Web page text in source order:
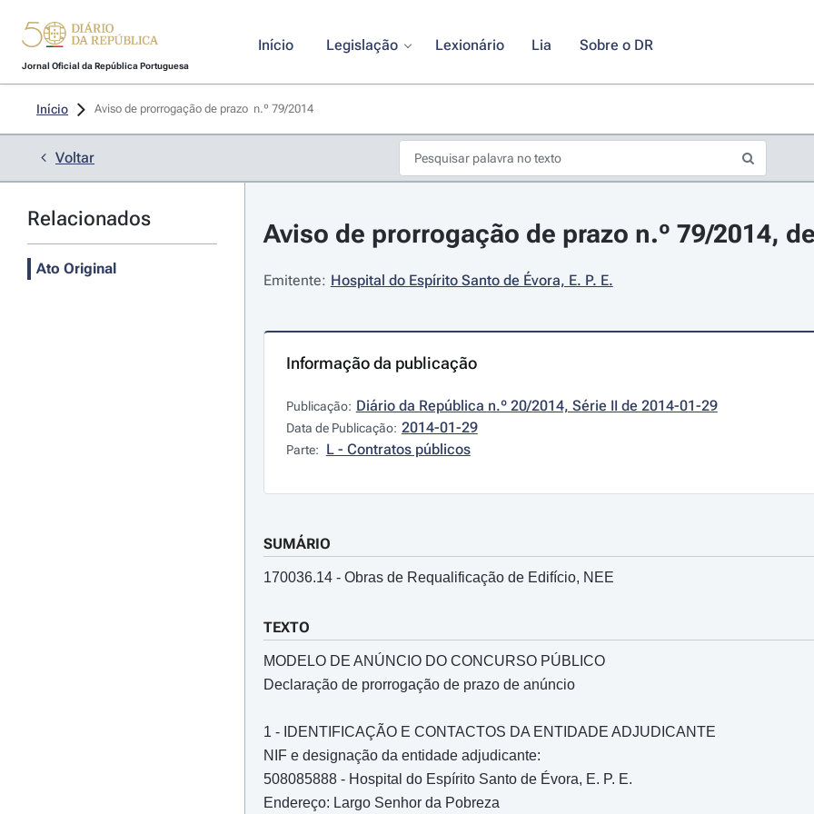
Jornal Oficial da República Portuguesa
Início Legislação Lexionário Lia Sobre o DR
Início Aviso de prorrogação de prazo  n.º 79/2014
Voltar
Relacionados
Ato Original
Aviso de prorrogação de prazo n.º 79/2014,
Emitente: Hospital do Espírito Santo de Évora, E. P. E.
Informação da publicação
Publicação: Diário da República n.º 20/2014, Série II de 2014-01-29
Data de Publicação: 2014-01-29
Parte: L - Contratos públicos
SUMÁRIO
170036.14 - Obras de Requalificação de Edifício, NEE
TEXTO
MODELO DE ANÚNCIO DO CONCURSO PÚBLICO
Declaração de prorrogação de prazo de anúncio
1 - IDENTIFICAÇÃO E CONTACTOS DA ENTIDADE ADJUDICANTE
NIF e designação da entidade adjudicante:
508085888 - Hospital do Espírito Santo de Évora, E. P. E.
Endereço: Largo Senhor da Pobreza